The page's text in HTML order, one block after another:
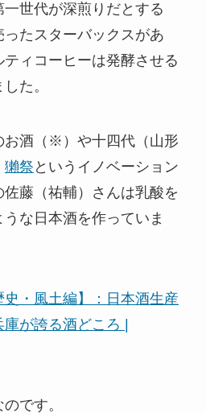
世代が深煎りだとする
たスターバックスがあ
ィコーヒーは発酵させる
た。
お酒（※）や十四代（山形
獺祭 というイノベーション
佐藤（祐輔）さんは乳酸を
な日本酒を作っていま
史・風土編】：日本酒生産
が誇る酒どころ |
です。